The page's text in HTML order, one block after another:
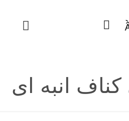
انبه ای